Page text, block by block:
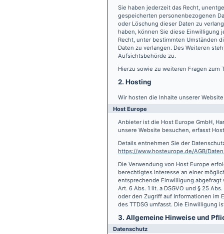
Sie haben jederzeit das Recht,
gespeicherten personenbezogenen
oder Löschung dieser Daten zu
haben, können Sie diese Einwilligung
Recht, unter bestimmten Umständen
Daten zu verlangen. Des Weiteren
Aufsichtsbehörde zu.
Hierzu sowie zu weiteren Fragen zum
2. Hosting
Wir hosten die Inhalte unserer
Host Europe
Anbieter ist die Host Europe GmbH,
unsere Website besuchen, erfasst
Details entnehmen Sie der
https://www.hosteurope.de/AGB/
Die Verwendung von Host Europe
berechtigtes Interesse an einer
entsprechende Einwilligung abgefragt
Art. 6 Abs. 1 lit. a DSGVO und § 25
oder den Zugriff auf Informationen im
des TTDSG umfasst. Die Einwilligung
3. Allgemeine Hinweise und
Datenschutz